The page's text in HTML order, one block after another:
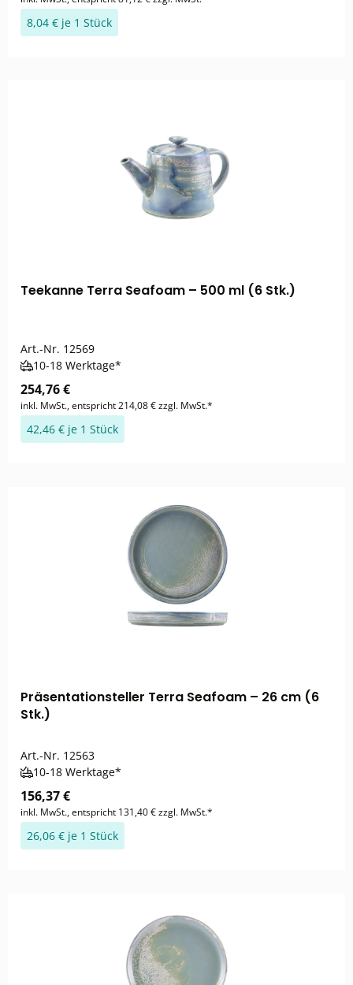
8,04 € je 1 Stück
Teekanne Terra Seafoam – 500 ml (6 Stk.)
Art.-Nr. 12569
10-18 Werktage*
254,76 €
inkl. MwSt., entspricht 214,08 € zzgl. MwSt.*
42,46 € je 1 Stück
Präsentationsteller Terra Seafoam – 26 cm (6
Stk.)
Art.-Nr. 12563
10-18 Werktage*
156,37 €
inkl. MwSt., entspricht 131,40 € zzgl. MwSt.*
26,06 € je 1 Stück